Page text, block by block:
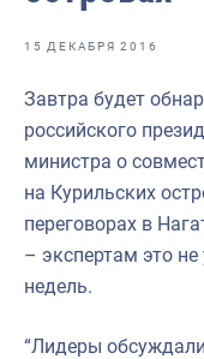
Отраслевые СМИ
Научно-
Отрасль в
Большая
Укрепление
15 ДЕКАБРЯ 2016
Завтра будет
российского
министра о
на Курильских
переговорах в
– экспертам это
недель.
“Лидеры